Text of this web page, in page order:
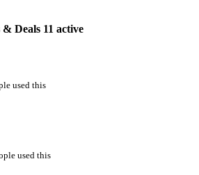
Deals 11 active
used this
used this